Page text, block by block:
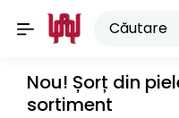
Nou! Șorț din
sortiment